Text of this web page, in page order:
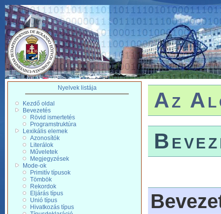
Nyelvek listája
Kezdő oldal
Bevezetés
Rövid ismertetés
Programstruktúra
Lexikális elemek
Azonosítók
Literálok
Műveletek
Megjegyzések
Mode-ok
Primitív típusok
Tömbök
Rekordok
Eljárás típus
Unió típus
Hivatkozás típus
Az